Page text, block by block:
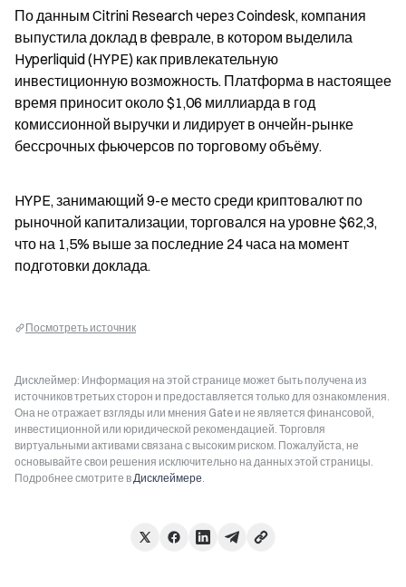
По данным Citrini Research через Coindesk, компания
выпустила доклад в феврале, в котором выделила
Hyperliquid (HYPE) как привлекательную
инвестиционную возможность. Платформа в настоящее
время приносит около $1,06 миллиарда в год
комиссионной выручки и лидирует в ончейн-рынке
бессрочных фьючерсов по торговому объёму.
HYPE, занимающий 9-е место среди криптовалют по
рыночной капитализации, торговался на уровне $62,3,
что на 1,5% выше за последние 24 часа на момент
подготовки доклада.
Посмотреть источник
Дисклеймер: Информация на этой странице может быть получена из
источников третьих сторон и предоставляется только для ознакомления.
Она не отражает взгляды или мнения Gate и не является финансовой,
инвестиционной или юридической рекомендацией. Торговля
виртуальными активами связана с высоким риском. Пожалуйста, не
основывайте свои решения исключительно на данных этой страницы.
Подробнее смотрите вДисклеймере.